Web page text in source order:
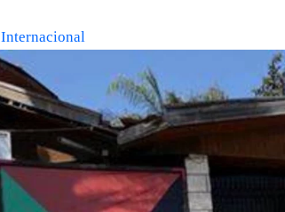
Internacional